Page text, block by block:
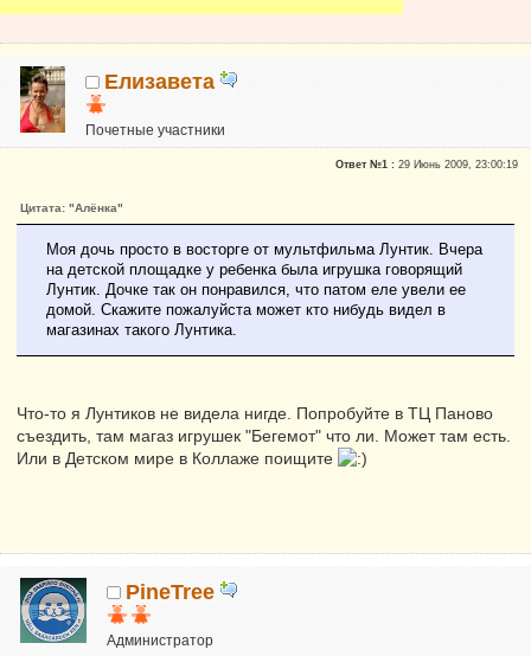
Елизавета
Почетные участники
Репутация:0
Ответ №1 :29 Июнь 2009, 23:00:19
Цитата: "Алёнка"
Моя дочь просто в восторге от мультфильма Лунтик. Вчера
на детской площадке у ребенка была игрушка говорящий
Лунтик. Дочке так он понравился, что патом еле увели ее
домой. Скажите пожалуйста может кто нибудь видел в
магазинах такого Лунтика.
Что-то я Лунтиков не видела нигде. Попробуйте в ТЦ Паново
съездить, там магаз игрушек "Бегемот" что ли. Может там есть.
Или в Детском мире в Коллаже поищите
PineTree
Администратор